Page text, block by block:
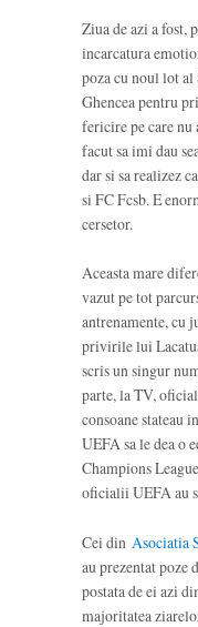
Ziua de azi a fost,
incarcatura
poza cu noul lot
Ghencea pentru
fericire pe care
facut sa imi dau
dar si sa realizez
si FC Fcsb. E
cersetor.
Aceasta mare
vazut pe tot
antrenamente, cu
privirile lui
scris un singur
parte, la TV,
consoane stateau
UEFA sa le dea o
Champions
oficialii UEFA au
Cei din Asociatia
au prezentat poze
postata de ei azi
majoritatea